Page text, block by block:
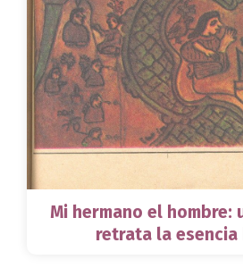
Mi hermano el hombre:
retrata la esencia